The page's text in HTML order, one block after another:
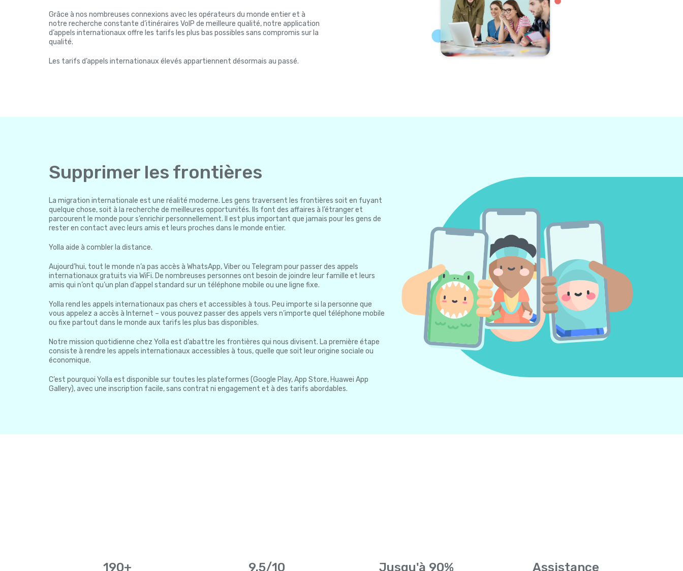
Grâce à nos nombreuses connexions avec les opérateurs du monde entier et à
notre recherche constante d’itinéraires VoIP de meilleure qualité, notre application
d’appels internationaux offre les tarifs les plus bas possibles sans compromis sur la
qualité.
Les tarifs d’appels internationaux élevés appartiennent désormais au passé.
Supprimer les frontières
La migration internationale est une réalité moderne. Les gens traversent les frontières soit en fuyant
quelque chose, soit à la recherche de meilleures opportunités. Ils font des affaires à l’étranger et
parcourent le monde pour s’enrichir personnellement. Il est plus important que jamais pour les gens de
rester en contact avec leurs amis et leurs proches dans le monde entier.
Yolla aide à combler la distance.
Aujourd’hui, tout le monde n’a pas accès à WhatsApp, Viber ou Telegram pour passer des appels
internationaux gratuits via WiFi. De nombreuses personnes ont besoin de joindre leur famille et leurs
amis qui n’ont qu’un plan d’appel standard sur un téléphone mobile ou une ligne fixe.
Yolla rend les appels internationaux pas chers et accessibles à tous. Peu importe si la personne que
vous appelez a accès à Internet – vous pouvez passer des appels vers n’importe quel téléphone mobile
ou fixe partout dans le monde aux tarifs les plus bas disponibles.
Notre mission quotidienne chez Yolla est d’abattre les frontières qui nous divisent. La première étape
consiste à rendre les appels internationaux accessibles à tous, quelle que soit leur origine sociale ou
économique.
C’est pourquoi Yolla est disponible sur toutes les plateformes (Google Play, App Store, Huawei App
Gallery), avec une inscription facile, sans contrat ni engagement et à des tarifs abordables.
190+ 9.5/10 Jusqu'à 90%
Assistance